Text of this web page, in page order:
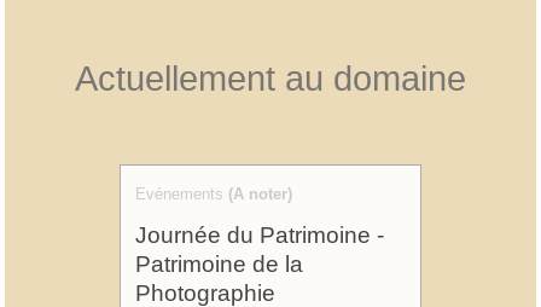
Actuellement au domaine
Evénements (A noter)
Journée du Patrimoine -
Patrimoine de la
Photographie